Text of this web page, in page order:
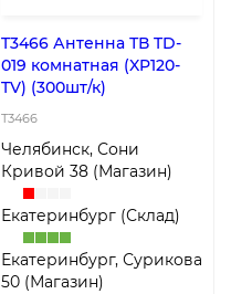
T3466 Антенна ТВ TD-
019 комнатная (XP120-
TV) (300шт/к)
T3466
Челябинск, Сони
Кривой 38 (Магазин)
Екатеринбург (Склад)
Екатеринбург, Сурикова
50 (Магазин)